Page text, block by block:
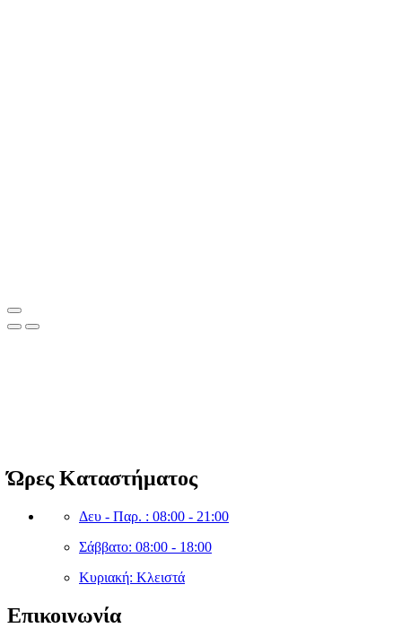
Ώρες Καταστήματος
Δευ - Παρ. : 08:00 - 21:00
Σάββατο: 08:00 - 18:00
Κυριακή: Κλειστά
Επικοινωνία